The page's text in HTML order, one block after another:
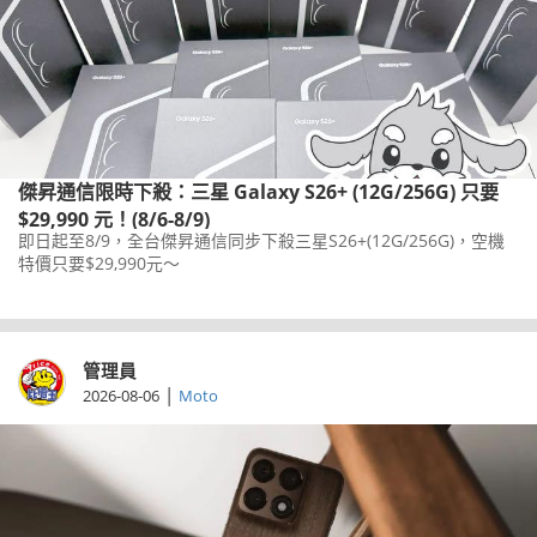
傑昇通信限時下殺：三星 Galaxy S26+ (12G/256G) 只要
$29,990 元！(8/6-8/9)
即日起至8/9，全台傑昇通信同步下殺三星S26+(12G/256G)，空機
特價只要$29,990元～
管理員
2026-08-06 | Moto